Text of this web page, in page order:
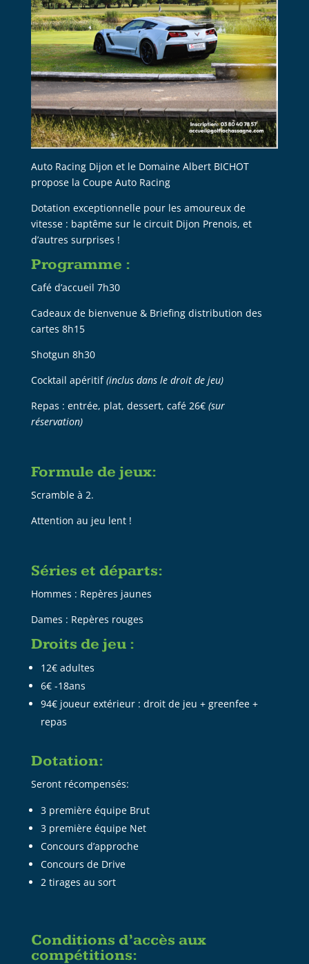
Auto Racing Dijon et le Domaine Albert BICHOT
propose la Coupe Auto Racing
Dotation exceptionnelle pour les amoureux de
vitesse : baptême sur le circuit Dijon Prenois, et
d’autres surprises !
Programme :
Café d’accueil 7h30
Cadeaux de bienvenue & Briefing distribution des
cartes 8h15
Shotgun 8h30
Cocktail apéritif(inclus dans le droit de jeu)
Repas : entrée, plat, dessert, café 26€ (sur
réservation)
Formule de jeux:
Scramble à 2.
Attention au jeu lent !
Séries et départs:
Hommes : Repères jaunes
Dames : Repères rouges
Droits de jeu :
12€ adultes
6€ -18ans
94€ joueur extérieur : droit de jeu + greenfee +
repas
Dotation:
Seront récompensés:
3 première équipe Brut
3 première équipe Net
Concours d’approche
Concours de Drive
2 tirages au sort
Conditions d’accès aux
compétitions: